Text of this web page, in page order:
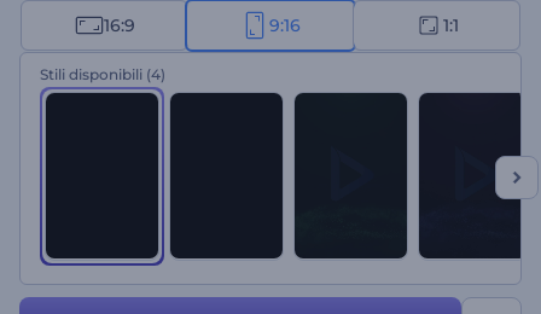
sottofondo che preferisci dalla nostra libreria musicale. Che tu stia
creando un'introduzione aziendale, una presentazione di prodotto
o un progetto creativo, questa introduzione darà al tuo brand un
tocco di stile in più. Inizia subito!
16:9 9:16 1:1
Stili disponibili (4)